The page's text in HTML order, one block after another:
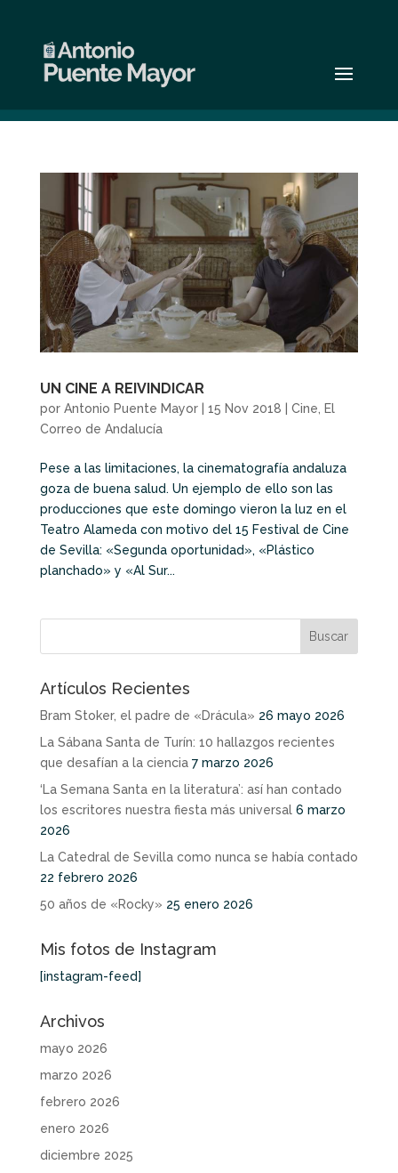
UN CINE A REIVINDICAR
por Antonio Puente Mayor| 15 Nov 2018 Cine
El
Correo de Andalucía
Pese a las limitaciones, la cinematografía andaluza
goza de buena salud. Un ejemplo de ello son las
producciones que este domingo vieron la luz en el
Teatro Alameda con motivo del 15 Festival de Cine
de Sevilla: «Segunda oportunidad», «Plástico
planchado» y «Al Sur...
Artículos Recientes
Bram Stoker, el padre de «Drácula» 26 mayo 2026
La Sábana Santa de Turín: 10 hallazgos recientes
que desafían a la ciencia 7 marzo 2026
‘La Semana Santa en la literatura’: así han contado
los escritores nuestra fiesta más universal 6 marzo
2026
La Catedral de Sevilla como nunca se había contado
22 febrero 2026
50 años de «Rocky» 25 enero 2026
Mis fotos de Instagram
[instagram-feed]
Archivos
mayo 2026
marzo 2026
febrero 2026
enero 2026
diciembre 2025